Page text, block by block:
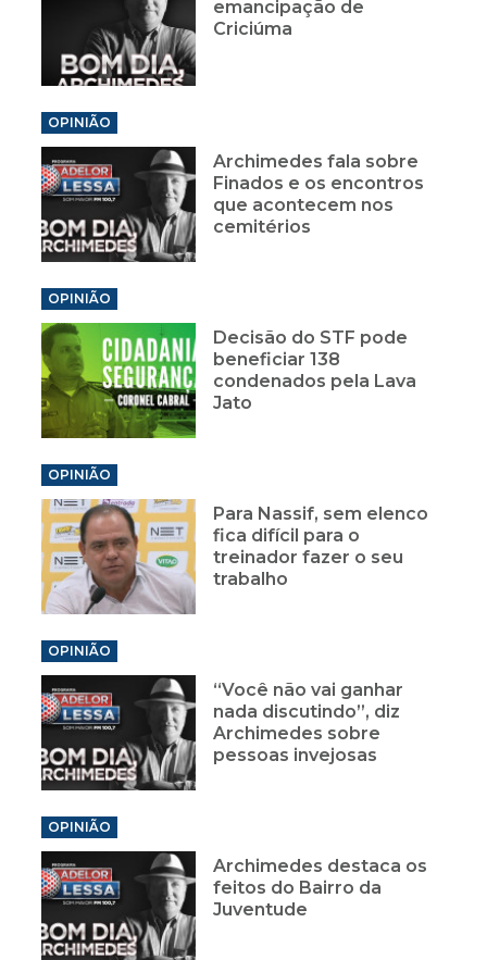
emancipação de
Criciúma
OPINIÃO
Archimedes fala sobre
Finados e os encontros
que acontecem nos
cemitérios
OPINIÃO
Decisão do STF pode
beneficiar 138
condenados pela Lava
Jato
OPINIÃO
Para Nassif, sem elenco
fica difícil para o
treinador fazer o seu
trabalho
OPINIÃO
“Você não vai ganhar
nada discutindo”, diz
Archimedes sobre
pessoas invejosas
OPINIÃO
Archimedes destaca os
feitos do Bairro da
Juventude